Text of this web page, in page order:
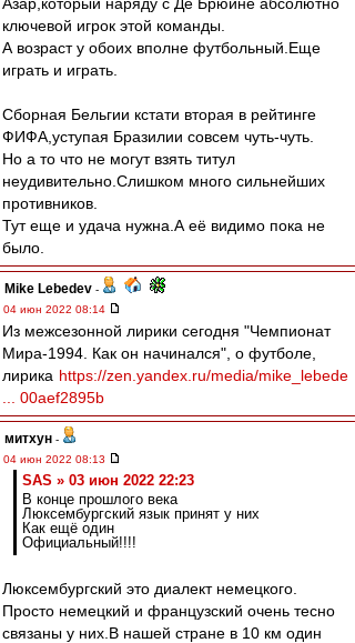
ключевой игрок этой команды.
А возраст у обоих вполне футбольный.Еще
играть и играть.
Сборная Бельгии кстати вторая в рейтинге
ФИФА,уступая Бразилии совсем чуть-чуть.
Но а то что не могут взять титул
неудивительно.Слишком много сильнейших
противников.
Тут еще и удача нужна.А её видимо пока не
было.
Mike Lebedev -
04 июн 2022 08:14
Из межсезонной лирики сегодня "Чемпионат
Мира-1994. Как он начинался", о футболе,
лирика https://zen.yandex.ru/media/mike_lebede
... 00aef2895b
митхун -
04 июн 2022 08:13
SAS » 03 июн 2022 22:23
В конце прошлого века
Люксембургский язык принят у них
Как ещё один
Официальный!!!!
Люксембургский это диалект немецкого.
Просто немецкий и французский очень тесно
связаны у них.В нашей стране в 10 км один